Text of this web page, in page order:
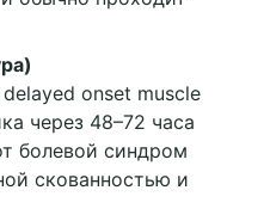
delayed onset muscle
через 48–72 часа
болевой синдром
скованностью и